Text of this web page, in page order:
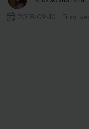
2018-09-10 Frissítve: